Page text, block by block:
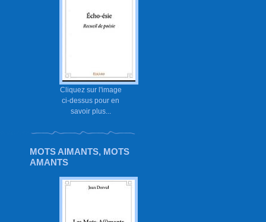
Cliquez sur l'image
ci-dessus pour en
savoir plus...
MOTS AIMANTS, MOTS
AMANTS